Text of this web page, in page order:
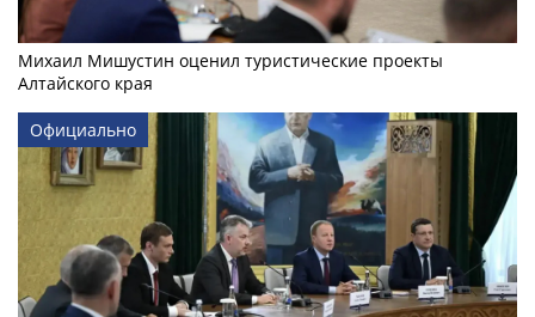
Михаил Мишустин оценил туристические проекты
Алтайского края
Официально